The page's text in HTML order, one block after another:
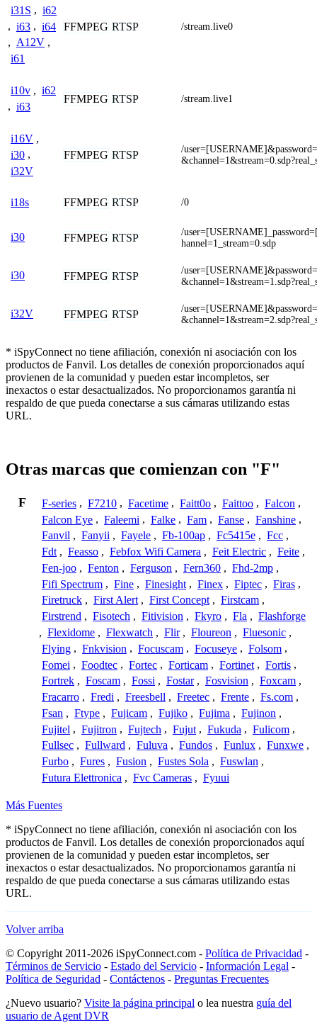
i31S , i62
, i63 , i64
, A12V ,
i61
FFMPEG RTSP /stream.live0
i10v , i62
, i63
FFMPEG RTSP /stream.live1
i16V ,
i30 ,
i32V
FFMPEG RTSP
/
i18s FFMPEG RTSP /0
i30 FFMPEG RTSP
/
hannel=1_stream=0.sdp
i30 FFMPEG RTSP
/
i32V FFMPEG RTSP
/
* iSpyConnect no tiene afiliación, conexión ni asociación con los
productos de Fanvil. Los detalles de conexión proporcionados aquí
provienen de la comunidad y pueden estar incompletos, ser
inexactos o estar desactualizados. No proporcionamos garantía ni
respaldo de que pueda conectarse a sus cámaras utilizando estas
URL.
Otras marcas que comienzan con "F"
F F-series , F7210 , Facetime , Faitt0o , Faittoo , Falcon ,
Falcon Eye , Faleemi , Falke , Fam , Fanse , Fanshine ,
Fanvil , Fanyii , Fayele , Fb-100ap , Fc5415e , Fcc ,
Fdt , Feasso , Febfox Wifi Camera , Feit Electric , Feite ,
Fen-joo , Fenton , Ferguson , Fern360 , Fhd-2mp ,
Fifi Spectrum , Fine , Finesight , Finex , Fiptec , Firas ,
Firetruck , First Alert , First Concept , Firstcam ,
Firstrend , Fisotech , Fitivision , Fkyro , Fla , Flashforge
, Flexidome , Flexwatch , Flir , Floureon , Fluesonic ,
Flying , Fnkvision , Focuscam , Focuseye , Folsom ,
Fomei , Foodtec , Fortec , Forticam , Fortinet , Fortis ,
Fortrek , Foscam , Fossi , Fostar , Fosvision , Foxcam ,
Fracarro , Fredi , Freesbell , Freetec , Frente , Fs.com ,
Fsan , Ftype , Fujicam , Fujiko , Fujima , Fujinon ,
Fujitel , Fujitron , Fujtech , Fujut , Fukuda , Fulicom ,
Fullsec , Fullward , Fuluva , Fundos , Funlux , Funxwe ,
Furbo , Fures , Fusion , Fustes Sola , Fuswlan ,
Futura Elettronica , Fvc Cameras , Fyuui
Más Fuentes
* iSpyConnect no tiene afiliación, conexión ni asociación con los
productos de Fanvil. Los detalles de conexión proporcionados aquí
provienen de la comunidad y pueden estar incompletos, ser
inexactos o estar desactualizados. No proporcionamos garantía ni
respaldo de que pueda conectarse a sus cámaras utilizando estas
URL.
Volver arriba
© Copyright 2011-2026 iSpyConnect.com - Política de Privacidad -
Términos de Servicio - Estado del Servicio - Información Legal -
Política de Seguridad - Contáctenos - Preguntas Frecuentes
¿Nuevo usuario? Visite la página principal o lea nuestra guía del
usuario de Agent DVR